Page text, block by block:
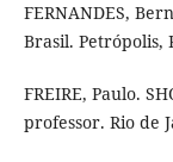
FERNANDES,
Brasil. Petrópolis,
FREIRE, Paulo.
professor. Rio de